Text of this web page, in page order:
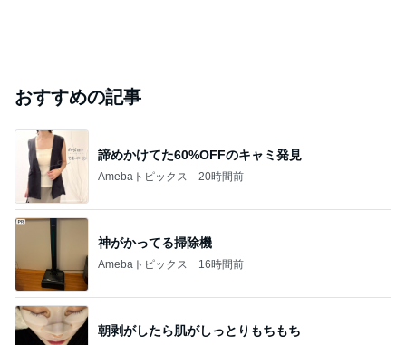
おすすめの記事
諦めかけてた60%OFFのキャミ発見
Amebaトピックス 20時間前
神がかってる掃除機
Amebaトピックス 16時間前
朝剥がしたら肌がしっとりもちもち